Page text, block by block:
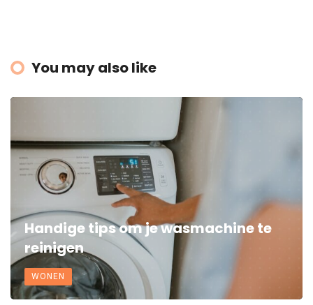
You may also like
WONEN
Handige tips om je wasmachine te
reinigen